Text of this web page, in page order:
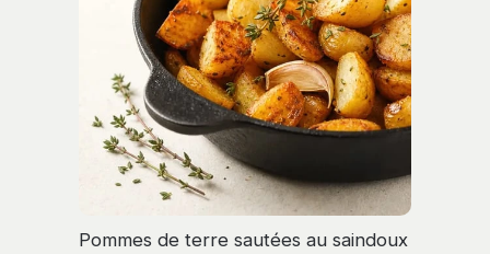
Pommes de terre sautées au saindoux